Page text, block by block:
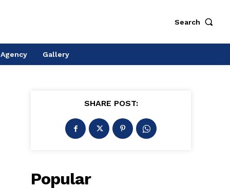
Search
Gallery
SHARE POST:
Popular